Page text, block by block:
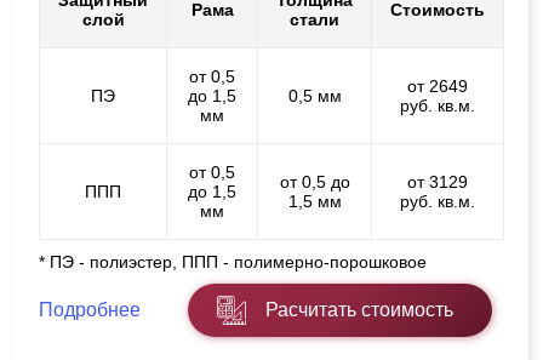
слой
Рама
стали
Стоимость
ПЭ
от 0,5
до 1,5
мм
0,5 мм
от 2649
руб. кв.м.
ППП
от 0,5
до 1,5
мм
от 0,5 до
1,5 мм
от 3129
руб. кв.м.
* ПЭ - полиэстер, ППП - полимерно-порошковое
Подробнее Расчитать стоимость